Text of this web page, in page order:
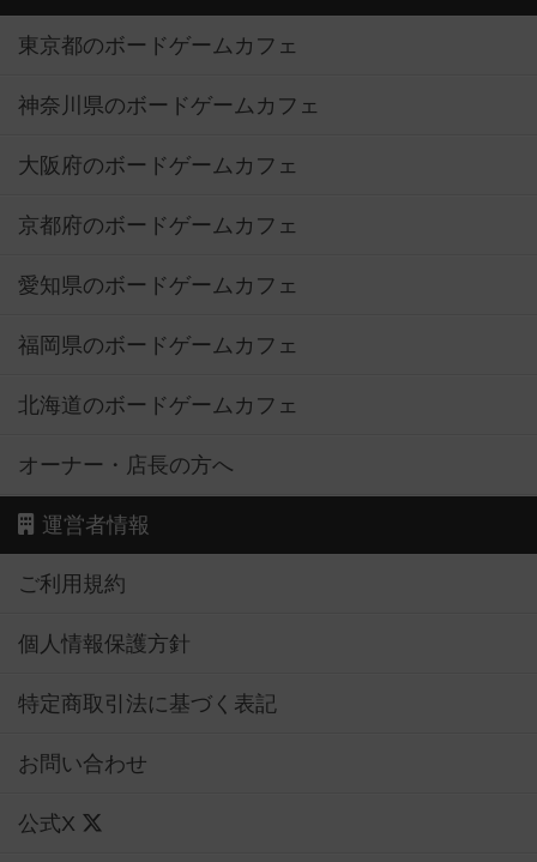
東京都のボードゲームカフェ
神奈川県のボードゲームカフェ
大阪府のボードゲームカフェ
京都府のボードゲームカフェ
愛知県のボードゲームカフェ
福岡県のボードゲームカフェ
北海道のボードゲームカフェ
オーナー・店長の方へ
運営者情報
ご利用規約
個人情報保護方針
特定商取引法に基づく表記
お問い合わせ
公式X